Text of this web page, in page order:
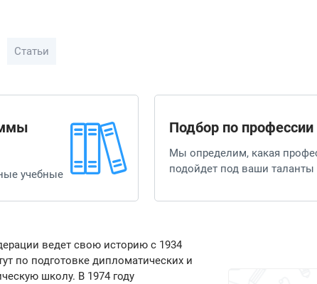
Статьи
учебные
Подбор по профессии
Мы определим, какая
подойдет под ваши таланты
ведет свою историю с 1934
по подготовке дипломатических и
школу. В 1974 году